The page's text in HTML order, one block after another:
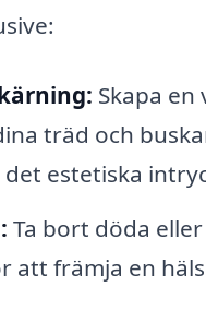
Skapa en
träd och
estetiska
Ta bort döda
att främja en